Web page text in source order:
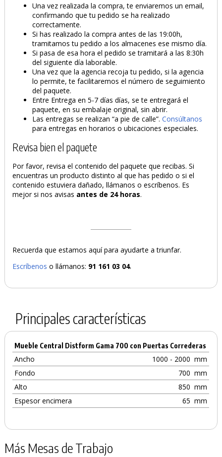
Una vez realizada la compra, te enviaremos un email,
confirmando que tu pedido se ha realizado
correctamente.
Si has realizado la compra antes de las 19:00h,
tramitamos tu pedido a los almacenes ese mismo día.
Si pasa de esa hora el pedido se tramitará a las 8:30h
del siguiente día laborable.
Una vez que la agencia recoja tu pedido, si la agencia
lo permite, te facilitaremos el número de seguimiento
del paquete.
Entre Entrega en 5-7 días días, se te entregará el
paquete, en su embalaje original, sin abrir.
Las entregas se realizan “a pie de calle”.Consúltanos
para entregas en horarios o ubicaciones especiales.
Revisa bien el paquete
Por favor, revisa el contenido del paquete que recibas. Si
encuentras un producto distinto al que has pedido o si el
contenido estuviera dañado, llámanos o escríbenos. Es
mejor si nos avisas antes de 24 horas.
Recuerda que estamos aquí para ayudarte a triunfar.
Escríbenos o llámanos: 91 161 03 04.
Principales características
Mueble Central Distform Gama 700 con Puertas Correderas
Ancho 1000 - 2000 mm
Fondo
700 mm
Alto
850 mm
Espesor encimera
65 mm
Más Mesas de Trabajo